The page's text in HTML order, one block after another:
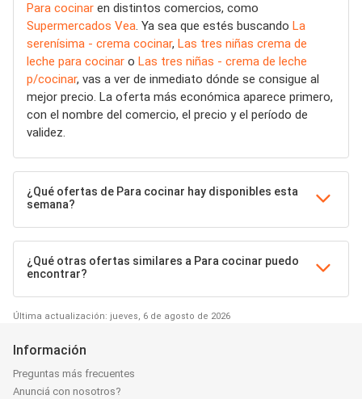
Para cocinar en distintos comercios, como
Supermercados Vea. Ya sea que estés buscando La
serenísima - crema cocinar, Las tres niñas crema de
leche para cocinar o Las tres niñas - crema de leche
p/cocinar, vas a ver de inmediato dónde se consigue al
mejor precio. La oferta más económica aparece primero,
con el nombre del comercio, el precio y el período de
validez.
¿Qué ofertas de Para cocinar hay disponibles esta
semana?
¿Qué otras ofertas similares a Para cocinar puedo
encontrar?
Última actualización: jueves, 6 de agosto de 2026
Información
Preguntas más frecuentes
Anunciá con nosotros?